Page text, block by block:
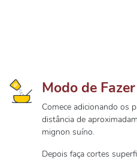
Modo de Fazer
Comece adicionando os
distância de
mignon suíno.
Depois faça cortes